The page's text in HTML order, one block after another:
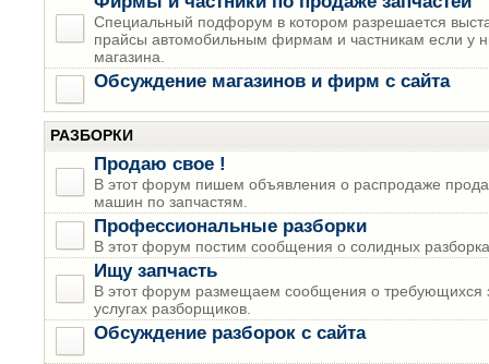
Специальный подфорум в котором разрешается
прайсы автомобильным фирмам и частникам если у
магазина.
Обсуждение магазинов и фирм с сайта
РАЗБОРКИ
Продаю свое !
В этот форум пишем объявления о распродаже
машин по запчастям.
Профессиональные разборки
В этот форум постим сообщения о солидных
Ищу запчасть
В этот форум размещаем сообщения о требующихся
услугах разборщиков.
Обсуждение разборок с сайта